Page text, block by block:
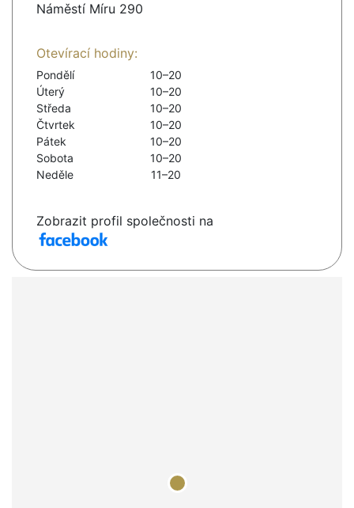
Náměstí Míru 290
Otevírací hodiny:
Pondělí
10–20
Úterý
10–20
Středa
10–20
Čtvrtek
10–20
Pátek
10–20
Sobota
10–20
Neděle
11–20
Zobrazit profil společnosti na